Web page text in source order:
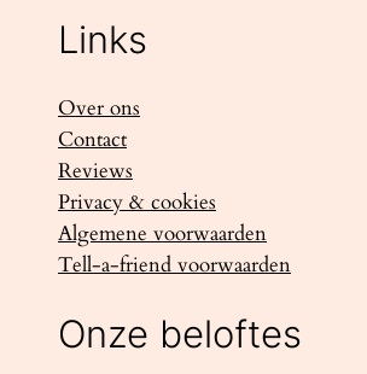
Links
Over ons
Contact
Reviews
Privacy & cookies
Algemene voorwaarden
Tell-a-friend voorwaarden
Onze beloftes